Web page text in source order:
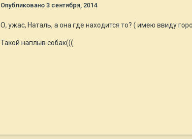
Опубликовано 3 сентября, 2014
О, ужас, Наталь, а она где находится то? ( имею ввиду
Такой наплыв собак(((